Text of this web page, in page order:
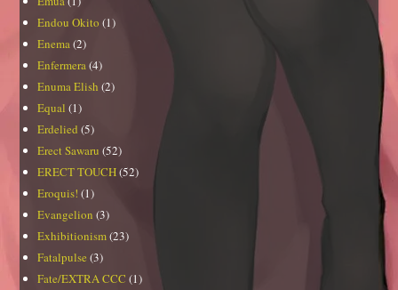
Endou Okito (1)
Enema (2)
Enfermera (4)
Enuma Elish (2)
Equal (1)
Erdelied (5)
Erect Sawaru (52)
ERECT TOUCH(52)
Eroquis! (1)
Evangelion (3)
Exhibitionism(23)
Fatalpulse (3)
Fate/EXTRA CCC (1)